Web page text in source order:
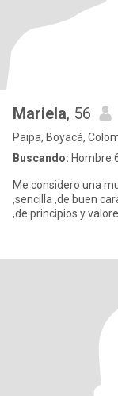
Mariela, 56
Paipa, Boyacá,
Buscando: Hombre
Me considero una
,sencilla ,de buen
,de principios y